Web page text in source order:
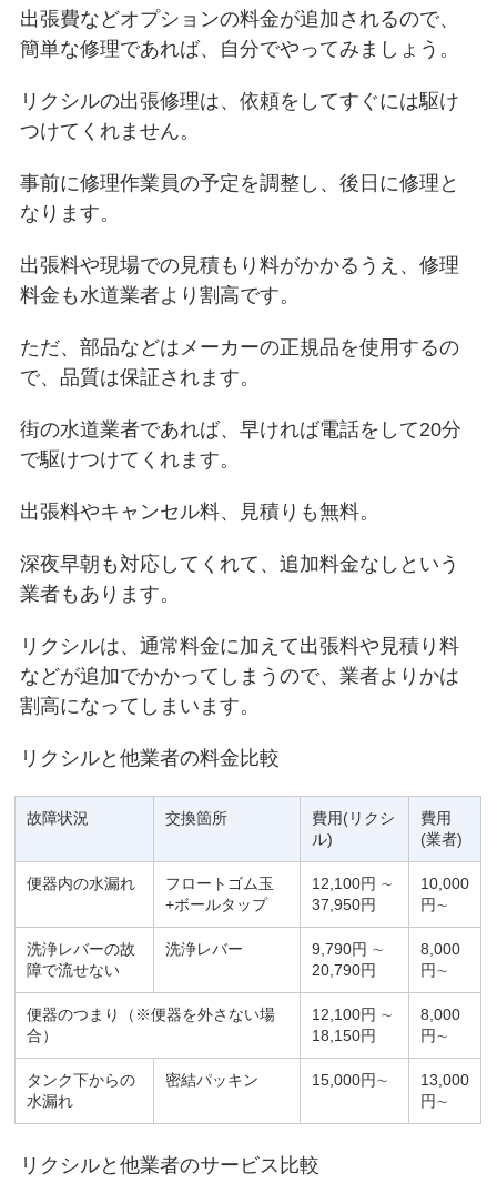
出張費などオプションの料金が追加されるので、
簡単な修理であれば、自分でやってみましょう。
リクシルの出張修理は、依頼をしてすぐには駆け
つけてくれません。
事前に修理作業員の予定を調整し、後日に修理と
なります。
出張料や現場での見積もり料がかかるうえ、修理
料金も水道業者より割高です。
ただ、部品などはメーカーの正規品を使用するの
で、品質は保証されます。
街の水道業者であれば、早ければ電話をして20分
で駆けつけてくれます。
出張料やキャンセル料、見積りも無料。
深夜早朝も対応してくれて、追加料金なしという
業者もあります。
リクシルは、通常料金に加えて出張料や見積り料
などが追加でかかってしまうので、業者よりかは
割高になってしまいます。
リクシルと他業者の料金比較
故障状況 交換箇所
費用(リクシ
ル)
費用
(業者)
便器内の水漏れ
フロートゴム玉
+ボールタップ
12,100円 ∼
37,950円
10,000
円∼
洗浄レバーの故
障で流せない
洗浄レバー
9,790円 ∼
20,790円
8,000
円∼
便器のつまり（※便器を外さない場
合）
12,100円 ∼
18,150円
8,000
円∼
タンク下からの
水漏れ
密結パッキン 15,000円∼
13,000
円∼
リクシルと他業者のサービス比較